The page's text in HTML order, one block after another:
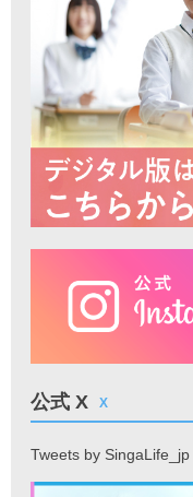
公式 X X
Tweets by SingaLife_jp